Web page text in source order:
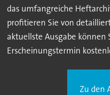
das umfangreiche
profitieren Sie von
aktuellste Ausgabe können
Erscheinungstermin
Zu den